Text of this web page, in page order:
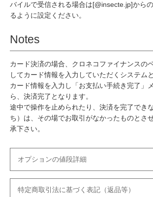
バイルで受信される場合は[@insecte.jp]から
るように設定ください。
Notes
カード決済の場合、クロネコファイナンスの
してカード情報を入力していただくシステム
カード情報を入力し「お支払い手続き完了」
ら、決済完了となります。
途中で操作を止められたり、決済を完了でき
ち）は、その場でお取引がなかったものとさ
承下さい。
オプションの値段詳細
特定商取引法に基づく表記（返品等）